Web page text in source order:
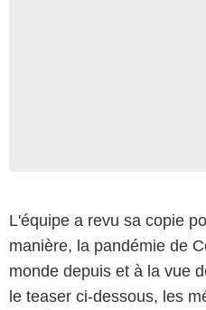
L'équipe a revu sa copie
manière, la pandémie de
monde depuis et à la vue
le teaser ci-dessous, les